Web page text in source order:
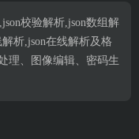
校验解析,json数组解
析,json在线解析及格
理、图像编辑、密码生